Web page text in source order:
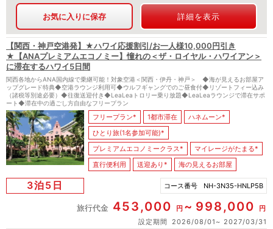
お気に入りに保存 詳細を表示
【関西・神戸空港発】★ハワイ応援割引/お一人様10,000円引き
★【ANAプレミアムエコノミー】憧れの＜ザ・ロイヤル・ハワイアン＞
に滞在するハワイ5日間
関西各地からANA国内線で乗継可能！対象空港＜関西・伊丹・神戸＞ ◆海が見えるお部屋ア
ップグレード特典◆空港ラウンジ利用可◆ウルフギャングでのご昼食付◆リゾートフィー込み
（諸税等別途必要）◆往復送迎付き◆LeaLeaトロリー乗り放題◆LeaLeaラウンジで滞在サポ
ート◆滞在中の過ごし方自由なフリープラン
フリープラン* 1都市滞在
ハネムーン*
ひとり旅(1名参加可能)*
プレミアムエコノミークラス*
マイレージがたまる*
直行便利用
送迎あり* 海の見えるお部屋
3泊5日 コース番号 NH-3N35-HNLP5B
旅行代金 453,000 円 998,000
円
設定期間
2026/08/01 2027/03/31